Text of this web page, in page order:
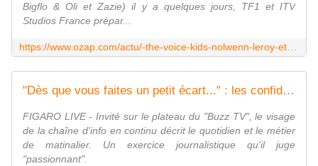
Bigflo & Oli et Zazie) il y a quelques jours, TF1 et ITV
Studios France prépar...
"Dès que vous faites un petit écart..." : les confidences de Jean-Baptiste Marteau sur la matinale de France Info
FIGARO LIVE - Invité sur le plateau du "Buzz TV", le visage
de la chaîne d'info en continu décrit le quotidien et le métier
de matinalier. Un exercice journalistique qu'il juge
"passionnant".